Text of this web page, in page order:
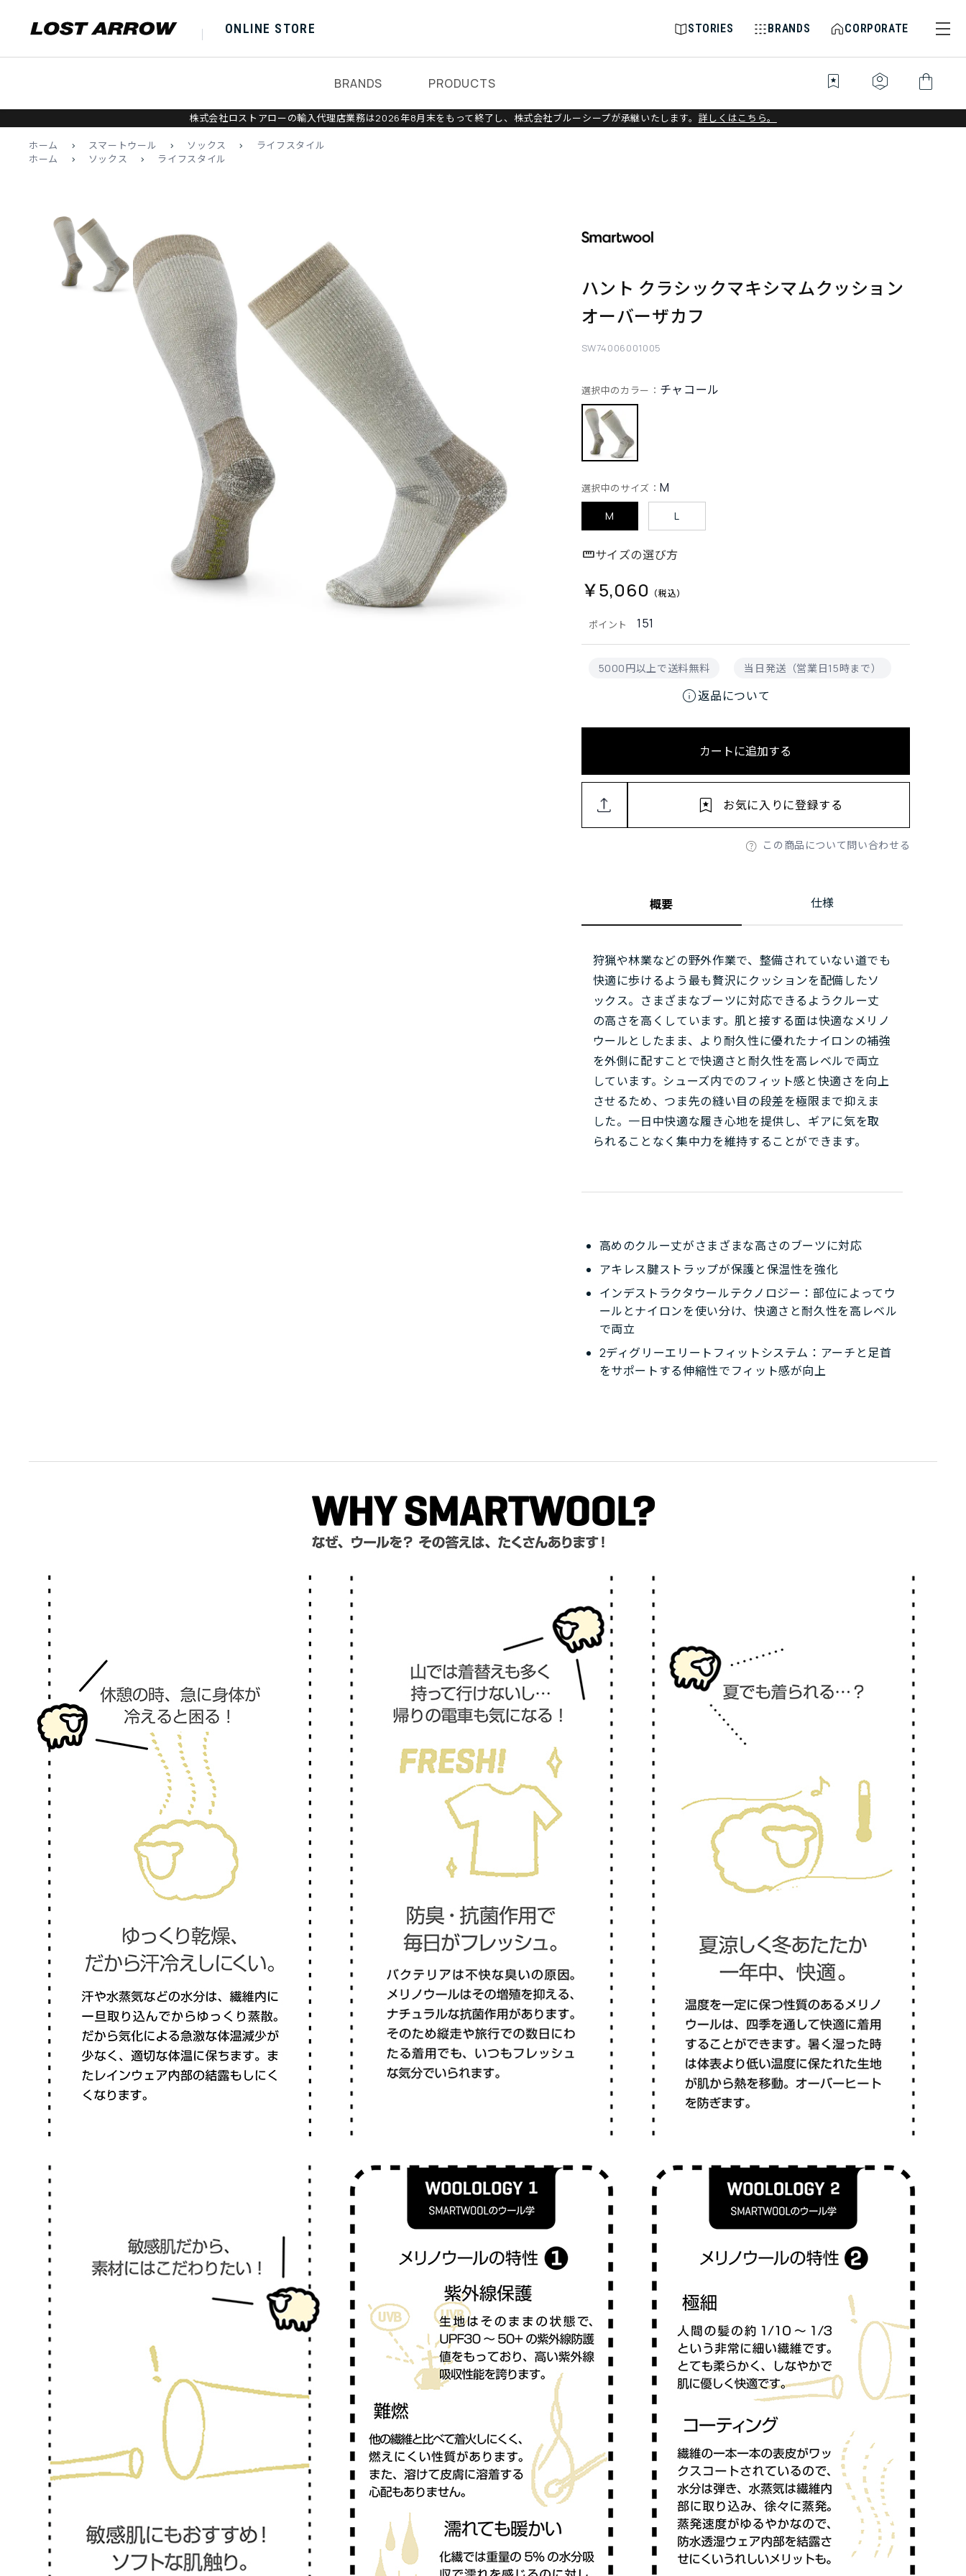
ONLINE STORE STORIES BRANDS CORPORATE
BRANDS PRODUCTS bookmark_star identity_platform shopping_bag
株式会社ロストアローの輸入代理店業務は2026年8月末をもって終了し、株式会社ブルーシープが承継いたします。 詳しくはこちら。
ホーム > スマートウール > ソックス >
ライフスタイル
ホーム
> ソックス > ライフスタイル
ハント クラシックマキシマムクッション
オーバーザカフ
SW74006001005
ポイント 151
選択中のカラー： チャコール
選択中のサイズ： M
M L
サイズの選び方
5000円以上で送料無料 当日発送（営業日15時まで）
info返品について
￥5,060
カートに追加する
この商品について問い合わせる
お気に入りに登録する
概要 仕様
狩猟や林業などの野外作業で、整備されていない道でも
快適に歩けるよう最も贅沢にクッションを配備したソ
ックス。さまざまなブーツに対応できるようクルー丈
の高さを高くしています。肌と接する面は快適なメリノ
ウールとしたまま、より耐久性に優れたナイロンの補強
を外側に配すことで快適さと耐久性を高レベルで両立
しています。シューズ内でのフィット感と快適さを向上
させるため、つま先の縫い目の段差を極限まで抑えま
した。一日中快適な履き心地を提供し、ギアに気を取
られることなく集中力を維持することができます。
高めのクルー丈がさまざまな高さのブーツに対応
アキレス腱ストラップが保護と保温性を強化
インデストラクタウールテクノロジー：部位によってウ
ールとナイロンを使い分け、快適さと耐久性を高レベル
で両立
2ディグリーエリートフィットシステム：アーチと足首
をサポートする伸縮性でフィット感が向上